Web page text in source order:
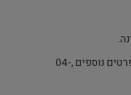
6.2 טלפון לבירורים וקבלת פרטים נוספים ,04-